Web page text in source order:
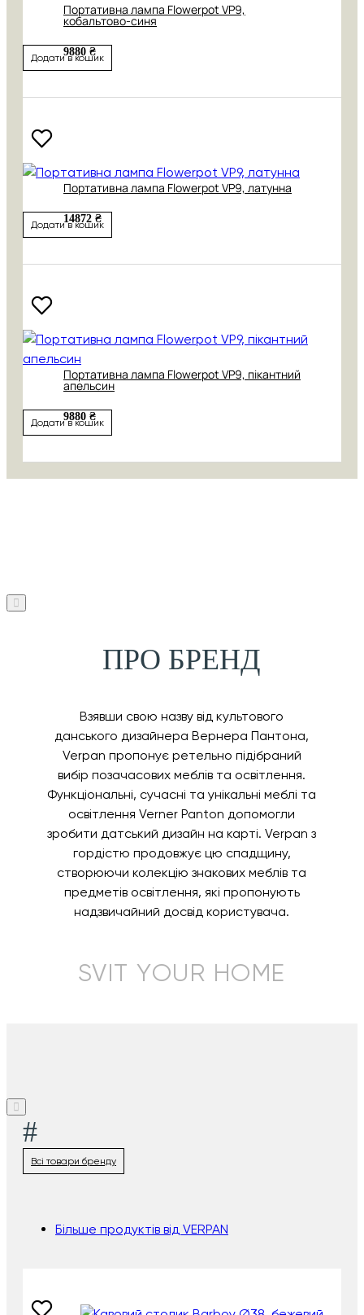
Портативна лампа Flowerpot VP9,
кобальтово-синя
9880 ₴
Додати в кошик
Портативна лампа Flowerpot VP9, латунна
14872 ₴
Додати в кошик
Портативна лампа Flowerpot VP9, пікантний
апельсин
9880 ₴
Додати в кошик
ПРО БРЕНД
Взявши свою назву від культового
данського дизайнера Вернера Пантона,
Verpan пропонує ретельно підібраний
вибір позачасових меблів та освітлення.
Функціональні, сучасні та унікальні меблі та
освітлення Verner Panton допомогли
зробити датський дизайн на карті. Verpan з
гордістю продовжує цю спадщину,
створюючи колекцію знакових меблів та
предметів освітлення, які пропонують
надзвичайний досвід користувача.
SVIT YOUR HOME
#
Всі товари бренду
Більше продуктів від VERPAN